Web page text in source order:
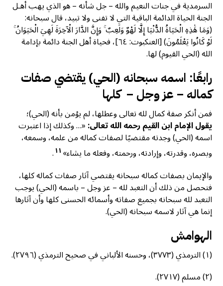
السرمدية في جنات النعيم والله – جل شأنه – هو الذي يهب أهـل
الجنة الحياة الدائمة الباقية التي لا تفنى ولا تبيد، قال سبحانه:
(وَمَا هَٰذِهِ الْحَيَاةُ الدُّنْيَا إِلَّا لَهْوٌ وَلَعِبٌ ۚ وَإِنَّ الدَّارَ الْآخِرَةَ لَهِيَ الْحَيَوَانُ ۚ
لَوْ كَانُوا يَعْلَمُونَ) [العنكبوت: ٦٤]، فحياة أهل الجنة دائمة بإدامة
الله (الحي القيوم) لها.
رابعًا: اسمه سبحانه (الحي) يقتضي صفات
كماله – عز وجل – كلها
فمن أنكر صفة كمال لله تعالى وعطلها، لم يؤمن بأنه (الحي)؛
يقول الإمام ابن القيم رحمه الله تعالى:«… وكذلك إذا اعتبرت
اسمه (الحي) وجدته مقتضيًا لصفات كماله من علمه، وسمعه،
وبصره، وقدرته، وإرادته، ورحمته، وفعله ما يشاء»١١.
والإيمان بصفات كماله سبحانه يقتضي آثار صفات كماله كلها،
فتحصل من ذلك أن التعبد لله – عز وجل – باسمه (الحي) يوجب
التعبد لله سبحانه بجميع صفاته وأسمائه الحسنى كلها وأن آثارها
إنما هي آثار لاسمه سبحانه (الحي).
الهوامش
(١) الترمذي (٣٧٧٣)، وحسنه الألباني في صحيح الترمذي (٢٧٩٦).
(٢) مسلم (٢٧١٧).